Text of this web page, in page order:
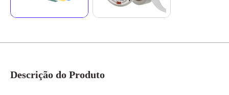
Descrição do Produto